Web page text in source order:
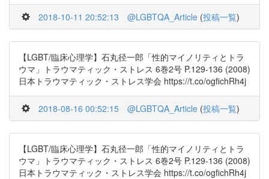
2018-10-11 20:52:13 @LGBTQA_Article (投稿一覧)
【LGBT/臨床心理学】石丸径一郎「性的マイノリティとトラ
ウマ」トラウマティック・ストレス 6巻2号 P.129-136 (2008)
日本トラウマティック・ストレス学会 https://t.co/ogfichRh4j
2018-08-16 00:52:15 @LGBTQA_Article (投稿一覧)
【LGBT/臨床心理学】石丸径一郎「性的マイノリティとトラ
ウマ」トラウマティック・ストレス 6巻2号 P.129-136 (2008)
日本トラウマティック・ストレス学会 https://t.co/ogfichRh4j